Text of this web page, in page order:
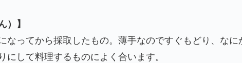
）】
なってから採取したもの。薄手なのですぐもどり、なに
にして料理するものによく合います。